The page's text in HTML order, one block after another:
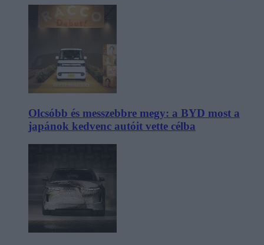
Olcsóbb és messzebbre megy: a BYD most a
japánok kedvenc autóit vette célba